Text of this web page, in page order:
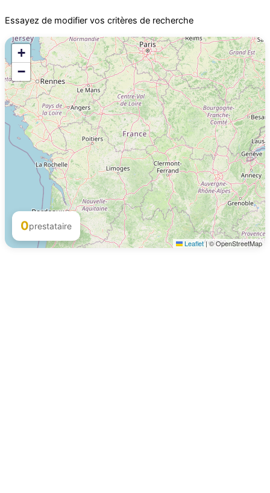
Essayez de modifier vos critères de recherche
+
−
Leaflet|© OpenStreetMap
0prestataire